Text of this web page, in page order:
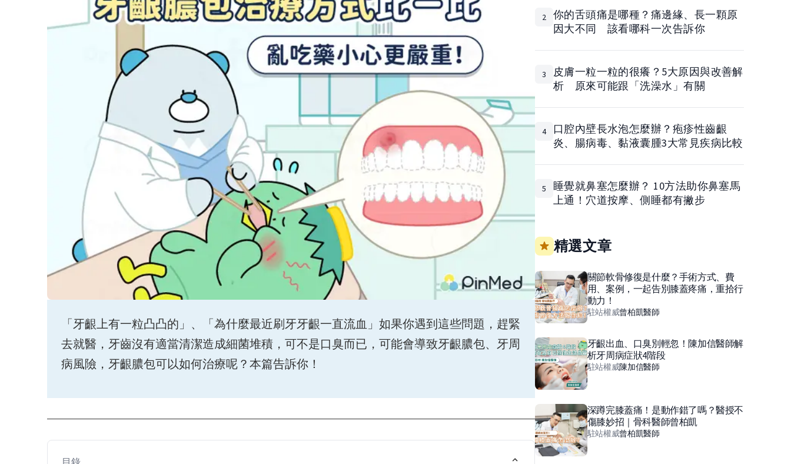
「牙齦上有一粒凸凸的」、「為什麼最近刷牙牙齦一直流血」如果你遇到這些問題，趕緊
去就醫，牙齒沒有適當清潔造成細菌堆積，可不是口臭而已，可能會導致牙齦膿包、牙周
病風險，牙齦膿包可以如何治療呢？本篇告訴你！
目錄
2
你的舌頭痛是哪種？痛邊緣、長一顆原
因大不同 該看哪科一次告訴你
3
皮膚一粒一粒的很癢？5大原因與改善解
析 原來可能跟「洗澡水」有關
4
口腔內壁長水泡怎麼辦？疱疹性齒齦
炎、腸病毒、黏液囊腫3大常見疾病比較
5
睡覺就鼻塞怎麼辦？ 10方法助你鼻塞馬
上通！穴道按摩、側睡都有撇步
精選文章
關節軟骨修復是什麼？手術方式、費
用、案例，一起告別膝蓋疼痛，重拾行
動力！
駐站權威曾柏凱醫師
牙齦出血、口臭別輕忽！陳加信醫師解
析牙周病症狀4階段
駐站權威陳加信醫師
深蹲完膝蓋痛！是動作錯了嗎？醫授不
傷膝妙招｜骨科醫師曾柏凱
駐站權威曾柏凱醫師